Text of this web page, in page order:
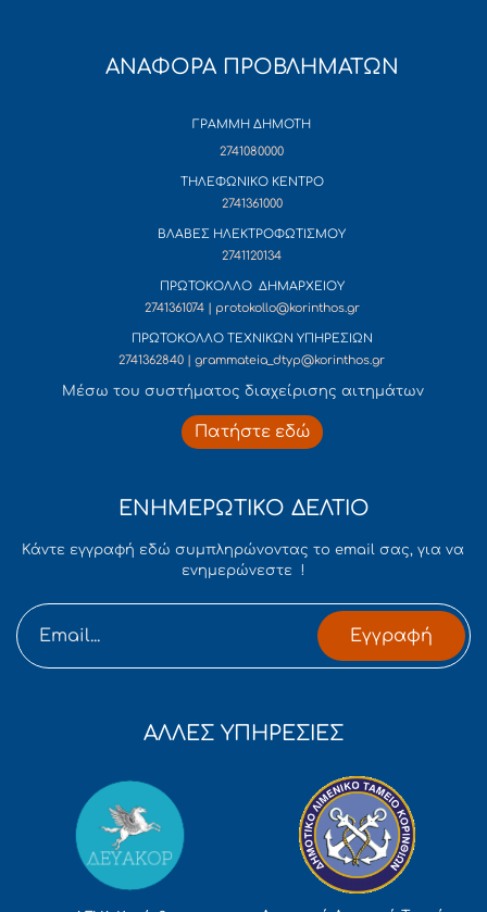
ΑΝΑΦΟΡΑ ΠΡΟΒΛΗΜΑΤΩΝ
ΓΡΑΜΜΗ ΔΗΜΟΤΗ
2741080000
ΤΗΛΕΦΩΝΙΚΟ ΚΕΝΤΡΟ
2741361000
ΒΛΑΒΕΣ ΗΛΕΚΤΡΟΦΩΤΙΣΜΟΥ
2741120134
ΠΡΩΤΟΚΟΛΛΟ ΔΗΜΑΡΧΕΙΟΥ
2741361074 | protokollo@korinthos.gr
ΠΡΩΤΟΚΟΛΛΟ ΤΕΧΝΙΚΩΝ ΥΠΗΡΕΣΙΩΝ
2741362840 | grammateia_dtyp@korinthos.gr
Mέσω του συστήματος διαχείρισης αιτημάτων
Πατήστε εδώ
ΕΝΗΜΕΡΩΤΙΚΟ ΔΕΛΤΙΟ
Κάντε εγγραφή εδώ συμπληρώνοντας το email σας, για να
ενημερώνεστε !
Εγγραφή
ΑΛΛΕΣ ΥΠΗΡΕΣΙΕΣ